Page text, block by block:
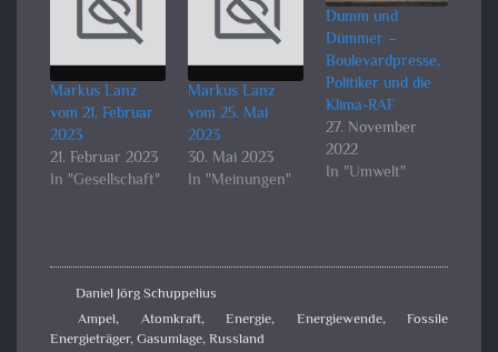
Markus Lanz
vom 21. Februar
2023
21. Februar 2023
In "Gesellschaft"
Markus Lanz
vom 25. Mai
2023
30. Mai 2023
In "Meinungen"
Dumm und
Dümmer –
Boulevardpresse,
Politiker und die
Klima-RAF
27. November
2022
In "Umwelt"
Daniel Jörg Schuppelius
Ampel, Atomkraft, Energie, Energiewende, Fossile
Energieträger,Gasumlage,Russland